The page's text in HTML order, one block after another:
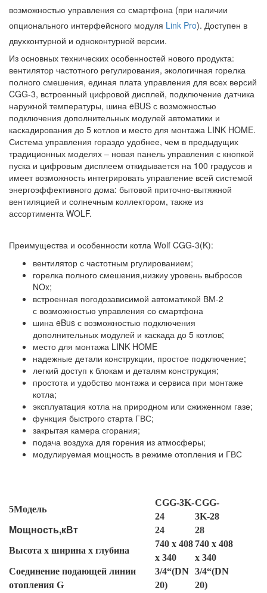
возможностью управления со смартфона (при наличии
опционального интерфейсного модуля Link Pro). Доступен в
двухконтурной и одноконтурной версии.
Из основных технических особенностей нового продукта:
вентилятор частотного регулирования, экологичная горелка
полного смешения, единая плата управления для всех версий
CGG-3, встроенный цифровой дисплей, подключение датчика
наружной температуры, шина eBUS с возможностью
подключения дополнительных модулей автоматики и
каскадирования до 5 котлов и место для монтажа LINK HOME.
Система управления гораздо удобнее, чем в предыдущих
традиционных моделях – новая панель управления с кнопкой
пуска и цифровым дисплеем откидывается на 100 градусов и
имеет возможность интегрировать управление всей системой
энергоэффективного дома: бытовой приточно-вытяжной
вентиляцией и солнечным коллектором, также из
ассортимента WOLF.
Преимущества и особенности котла Wolf CGG-3(K):
вентилятор с частотным ргулированием;
горелка полного смешения,низкиу уровень выбросов
NOx;
встроенная погодозависимой автоматикой ВМ-2
с возможностью управления со смартфона
шина eBus с возможностью подключения
дополнительных модулей и каскада до 5 котлов;
место для монтажа LINK HOME
надежные детали конструкции, простое подключение;
легкий доступ к блокам и деталям конструкция;
простота и удобство монтажа и сервиса при монтаже
котла;
эксплуатация котла на природном или сжиженном газе;
функция быстрого старта ГВС;
закрытая камера сгорания;
подача воздуха для горения из атмосферы;
модулируемая мощность в режиме отопления и ГВС
5Модель
CGG-3K-
24
CGG-
3K-28
Мощность,кВт 24
28
Высота х ширина х глубина
740 x 408
x 340
740 x 408
x 340
Соединение подающей линии
отопления G
3/4“(DN
20)
3/4“(DN
20)